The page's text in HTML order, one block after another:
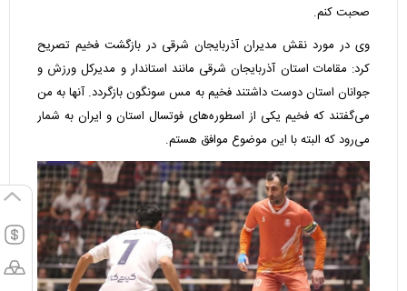
صحبت کنم.
وی در مورد نقش مدیران آذربایجان شرقی در بازگشت فخیم تصریح
کرد: مقامات استان آذربایجان شرقی مانند استاندار و مدیرکل ورزش و
جوانان استان دوست داشتند فخیم به مس سونگون بازگردد. آنها به من
می‌گفتند که فخیم یکی از اسطوره‌های فوتسال استان و ایران به شمار
می‌رود که البته با این موضوع موافق هستم.